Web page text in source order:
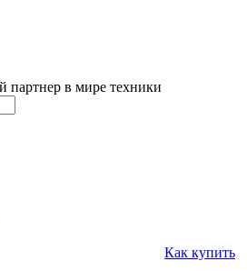
в мире техники
Как купить